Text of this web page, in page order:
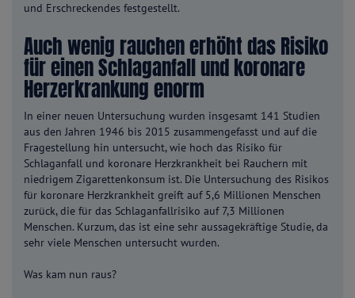
und Erschreckendes festgestellt.
Auch wenig rauchen erhöht das Risiko
für einen Schlaganfall und koronare
Herzerkrankung enorm
In einer neuen Untersuchung wurden insgesamt 141 Studien
aus den Jahren 1946 bis 2015 zusammengefasst und auf die
Fragestellung hin untersucht, wie hoch das Risiko für
Schlaganfall und koronare Herzkrankheit bei Rauchern mit
niedrigem Zigarettenkonsum ist. Die Untersuchung des Risikos
für koronare Herzkrankheit greift auf 5,6 Millionen Menschen
zurück, die für das Schlaganfallrisiko auf 7,3 Millionen
Menschen. Kurzum, das ist eine sehr aussagekräftige Studie, da
sehr viele Menschen untersucht wurden.
Was kam nun raus?